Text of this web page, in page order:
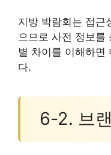
지방 박람회는 접근
으므로 사전 정보를
별 차이를 이해하면
다.
6-2. 브